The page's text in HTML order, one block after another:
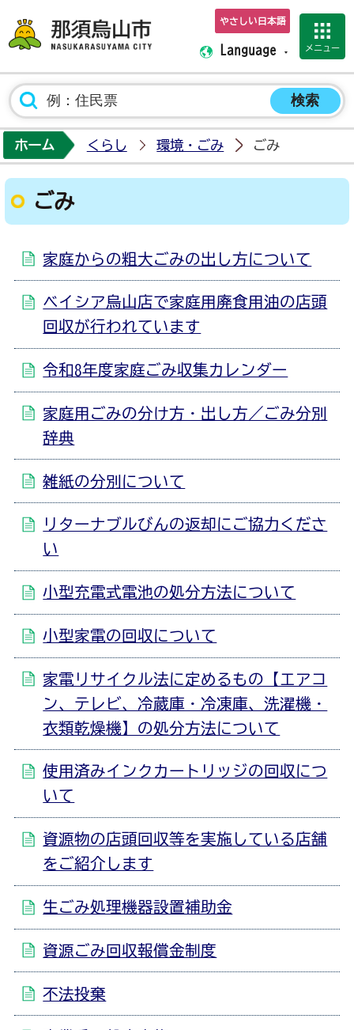
那須烏山市ホーム
やさしい日本語
Language メニュー
ホーム くらし 環境・ごみ ごみ
ごみ
家庭からの粗大ごみの出し方について
ベイシア烏山店で家庭用廃食用油の店頭
回収が行われています
令和8年度家庭ごみ収集カレンダー
家庭用ごみの分け方・出し方／ごみ分別
辞典
雑紙の分別について
リターナブルびんの返却にご協力くださ
い
小型充電式電池の処分方法について
小型家電の回収について
家電リサイクル法に定めるもの【エアコ
ン、テレビ、冷蔵庫・冷凍庫、洗濯機・
衣類乾燥機】の処分方法について
使用済みインクカートリッジの回収につ
いて
資源物の店頭回収等を実施している店舗
をご紹介します
生ごみ処理機器設置補助金
資源ごみ回収報償金制度
不法投棄